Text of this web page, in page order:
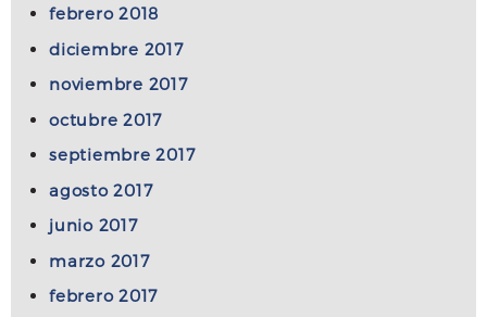
febrero 2018
diciembre 2017
noviembre 2017
octubre 2017
septiembre 2017
agosto 2017
junio 2017
marzo 2017
febrero 2017